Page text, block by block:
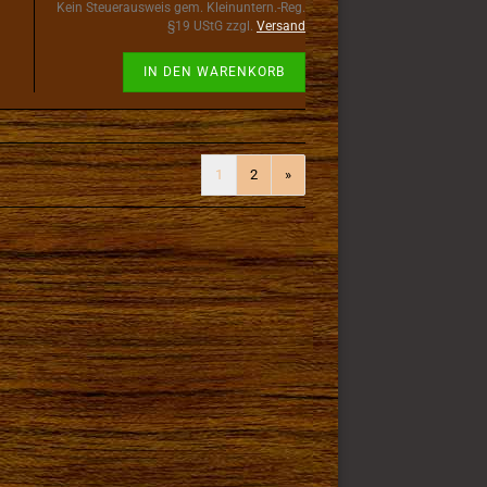
Kein Steuerausweis gem. Kleinuntern.-Reg.
§19 UStG zzgl. Versand
IN DEN WARENKORB
1 2 »